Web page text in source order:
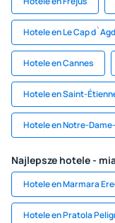
Hotele en Le Cap
Hotele en Cannes
Hotele en Saint-
Hotele en Notre-
Najlepsze hotele -
Hotele en Marmara
Hotele en Pratola